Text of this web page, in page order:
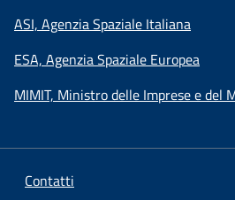
ASI, Agenzia Spaziale Italiana
ESA, Agenzia Spaziale Europea
MIMIT, Ministro delle Imprese e del
Contatti